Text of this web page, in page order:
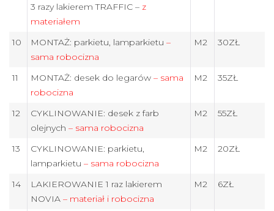
3 razy lakierem TRAFFIC –z
materiałem
10 MONTAŻ: parkietu, lamparkietu –
sama robocizna
M2 30ZŁ
11 MONTAŻ: desek do legarów – sama
robocizna
M2 35ZŁ
12
CYKLINOWANIE: desek z farb
olejnych – sama robocizna
M2 55ZŁ
13
CYKLINOWANIE: parkietu,
lamparkietu – sama robocizna
M2 20ZŁ
14
LAKIEROWANIE 1 raz lakierem
NOVIA – materiał i robocizna
M2 6ZŁ